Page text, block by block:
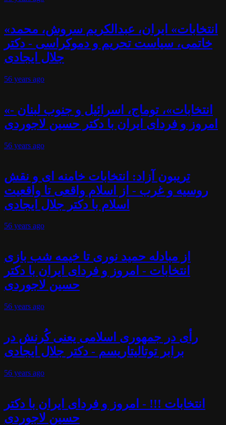
«انتخابات» ایران، عبدالکریم سروش، محمد
خاتمی، سیاست تحریم و دموکراسی - دکتر
جلال ایجادی
56 years ago
«انتخابات»، توماج، اسرائیل و جنوب لبنان -
امروز و فردای ایران با دکتر حسین لاجوردی
56 years ago
تریبون آزاد: انتخابات خامنه ای و نقش
روسیه و غرب - از اسلام واقعی تا واقعیت
اسلام با دکتر جلال ایجادی
56 years ago
از مبادله حمید نوری تا خیمه شب بازی
انتخابات - امروز و فردای ایران با دکتر
حسین لاجوردی
56 years ago
رأی در جمهوری اسلامی یعنی کُرنش در
برابر توتالیتاریسم - دکتر جلال ایجادی
56 years ago
انتخابات !!! - امروز و فردای ایران با دکتر
حسین لاجوردی